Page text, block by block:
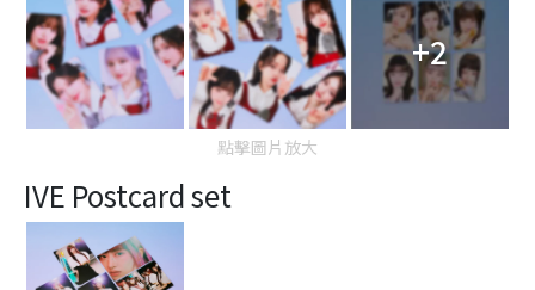
+2
點擊圖片放大
IVE Postcard set